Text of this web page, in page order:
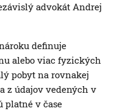
advokát Andrej
definuje
alebo viac fyzických
pobyt na rovnakej
z údajov vedených v
platné v čase